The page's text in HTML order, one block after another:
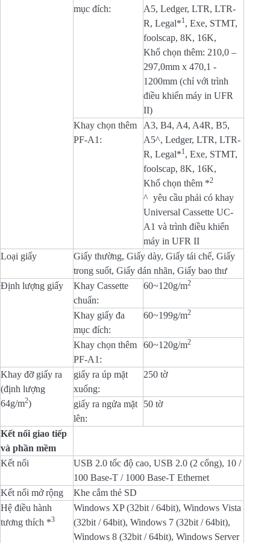
mục đích:
A5, Ledger, LTR, LTR-
R, Legal*1, Exe, STMT,
foolscap, 8K, 16K,
Khổ chọn thêm: 210,0 –
297,0mm x 470,1 -
1200mm (chỉ với trình
điều khiển máy in UFR
II)
Khay chọn thêm
PF-A1:
A3, B4, A4, A4R, B5,
A5^, Ledger, LTR, LTR-
R, Legal*1, Exe, STMT,
foolscap, 8K, 16K,
Khổ chọn thêm *2
^ yêu cầu phải có khay
Universal Cassette UC-
A1 và trình điều khiển
máy in UFR II
Loại giấy
Giấy thường, Giấy dày, Giấy tái chế, Giấy
trong suốt, Giấy dán nhãn, Giấy bao thư
Định lượng giấy
Khay Cassette
chuẩn:
60~120g/m2
Khay giấy đa
mục đích:
60~199g/m2
Khay chọn thêm
PF-A1:
60~120g/m2
Khay đỡ giấy ra
(định lượng
64g/m2)
giấy ra úp mặt
xuống:
250 tờ
giấy ra ngửa mặt
lên:
50 tờ
Kết nối giao tiếp
và phần mềm
Kết nối
USB 2.0 tốc độ cao, USB 2.0 (2 cổng), 10 /
100 Base-T / 1000 Base-T Ethernet
Kết nối mở rộng
Khe cắm thẻ SD
Hệ điều hành
tương thích *3
Windows XP (32bit / 64bit), Windows Vista
(32bit / 64bit), Windows 7 (32bit / 64bit),
Windows 8 (32bit / 64bit), Windows Server